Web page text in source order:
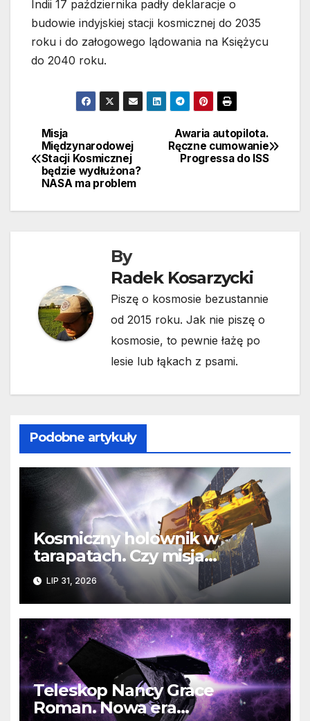
Indii 17 października padły deklaracje o
budowie indyjskiej stacji kosmicznej do 2035
roku i do załogowego lądowania na Księżycu
do 2040 roku.
Nawigacja
wpisu
Awaria autopilota.
Ręczne cumowanie
Progressa do ISS
Misja
Międzynarodowej
Stacji Kosmicznej
będzie wydłużona?
NASA ma problem
By
Radek Kosarzycki
Piszę o kosmosie bezustannie
od 2015 roku. Jak nie piszę o
kosmosie, to pewnie łażę po
lesie lub łąkach z psami.
Podobne artykuły
Kosmiczny holownik w
tarapatach. Czy misja
ratowania Teleskopu Swift
jest zagrożona?
LIP 31, 2026
Teleskop Nancy Grace
Roman. Nowa era